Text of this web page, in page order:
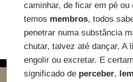
caminhar, de ficar em pé
temos membros, todos
penetrar numa substância
chutar, talvez até dançar. A
engolir ou excretar. E
significado de perceber,